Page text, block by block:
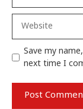
Save my
next time I